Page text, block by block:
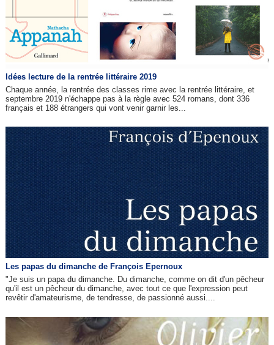
Idées lecture de la rentrée littéraire 2019
Chaque année, la rentrée des classes rime avec la rentrée littéraire, et
septembre 2019 n'échappe pas à la règle avec 524 romans, dont 336
français et 188 étrangers qui vont venir garnir les...
Les papas du dimanche de François Epernoux
"Je suis un papa du dimanche. Du dimanche, comme on dit d'un pêcheur
qu'il est un pêcheur du dimanche, avec tout ce que l'expression peut
revêtir d'amateurisme, de tendresse, de passionné aussi....